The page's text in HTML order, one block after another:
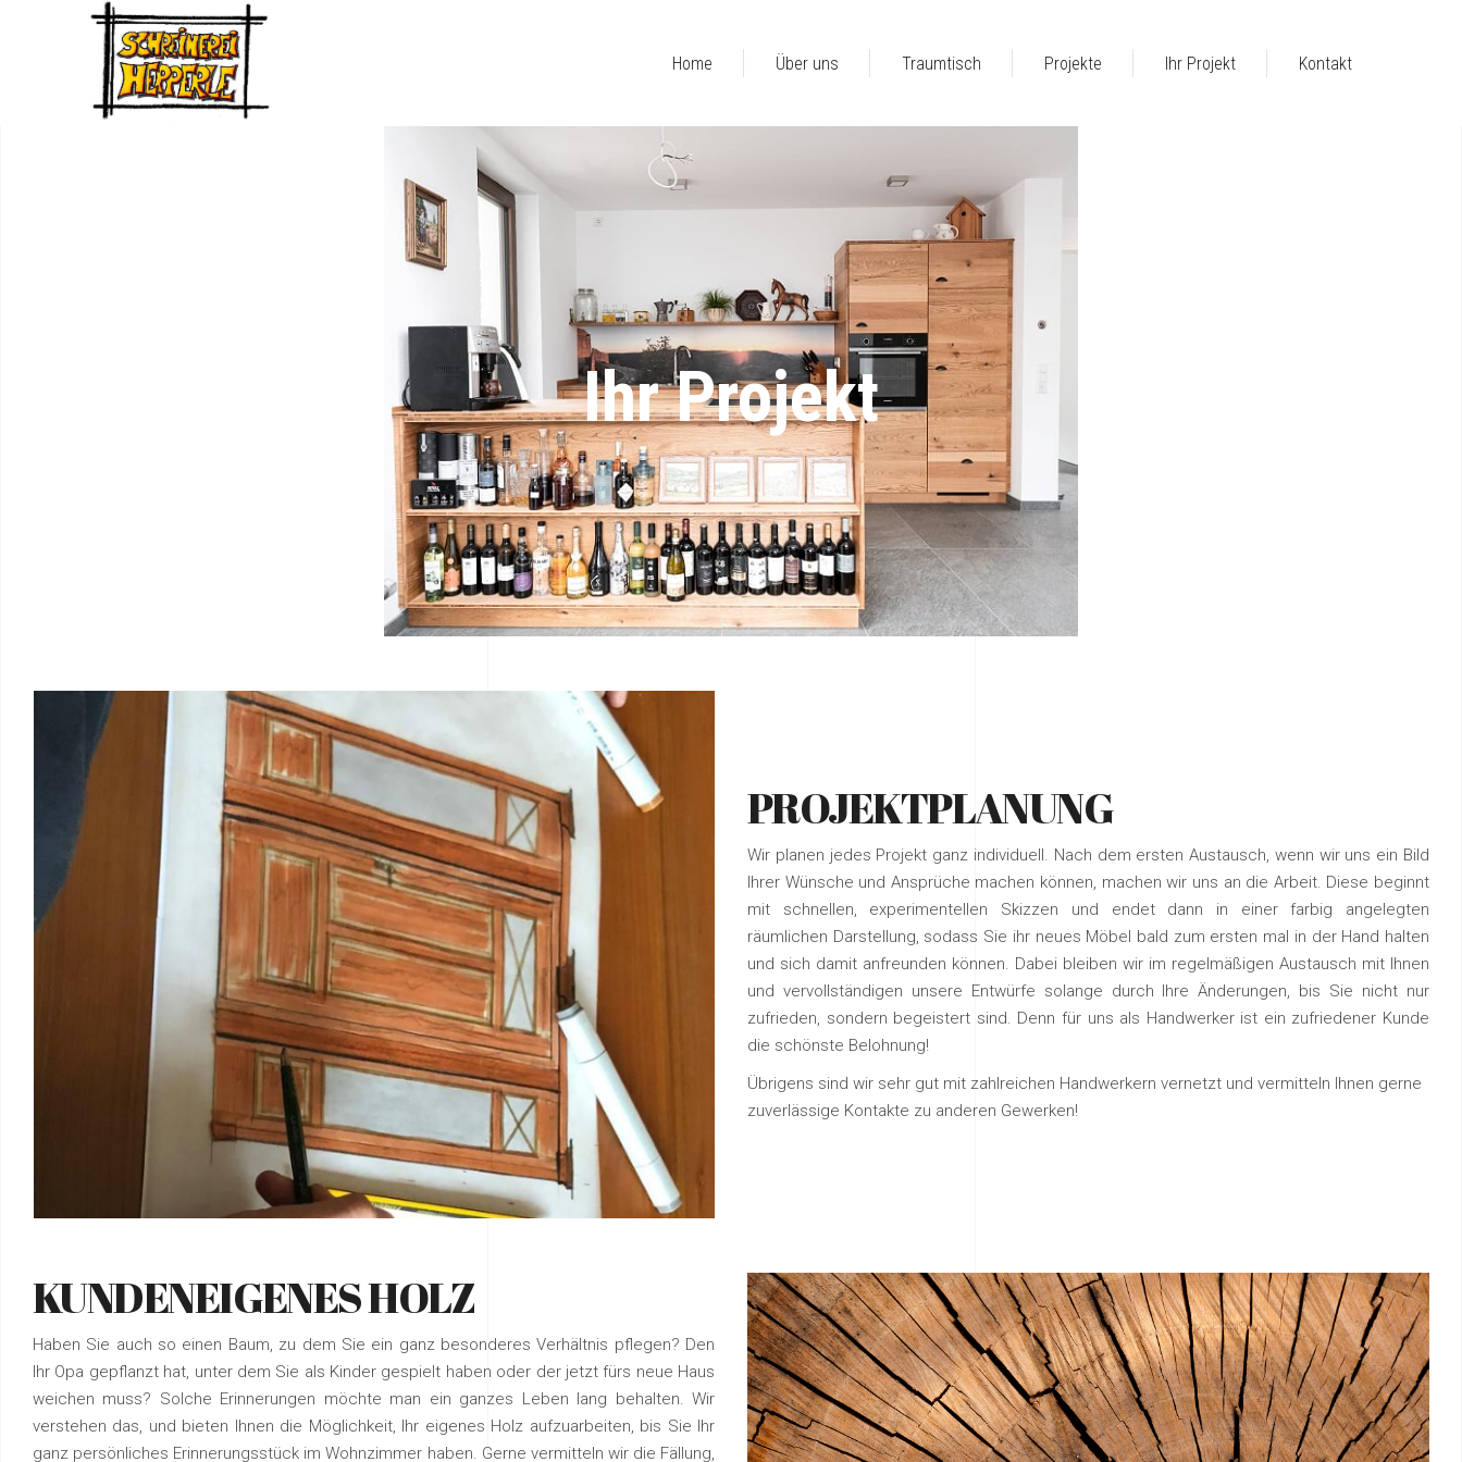
Home Über uns Traumtisch Projekte Ihr Projekt Kontakt
Ihr Projekt
PROJEKTPLANUNG
Wir planen jedes Projekt ganz individuell. Nach dem ersten Austausch, wenn wir uns ein Bild
Ihrer Wünsche und Ansprüche machen können, machen wir uns an die Arbeit. Diese beginnt
mit schnellen, experimentellen Skizzen und endet dann in einer farbig angelegten
räumlichen Darstellung, sodass Sie ihr neues Möbel bald zum ersten mal in der Hand halten
und sich damit anfreunden können. Dabei bleiben wir im regelmäßigen Austausch mit Ihnen
und vervollständigen unsere Entwürfe solange durch Ihre Änderungen, bis Sie nicht nur
zufrieden, sondern begeistert sind. Denn für uns als Handwerker ist ein zufriedener Kunde
die schönste Belohnung!
Übrigens sind wir sehr gut mit zahlreichen Handwerkern vernetzt und vermitteln Ihnen gerne
zuverlässige Kontakte zu anderen Gewerken!
KUNDENEIGENES HOLZ
Haben Sie auch so einen Baum, zu dem Sie ein ganz besonderes Verhältnis pflegen? Den
Ihr Opa gepflanzt hat, unter dem Sie als Kinder gespielt haben oder der jetzt fürs neue Haus
weichen muss? Solche Erinnerungen möchte man ein ganzes Leben lang behalten. Wir
verstehen das, und bieten Ihnen die Möglichkeit, Ihr eigenes Holz aufzuarbeiten, bis Sie Ihr
ganz persönliches Erinnerungsstück im Wohnzimmer haben. Gerne vermitteln wir die Fällung,